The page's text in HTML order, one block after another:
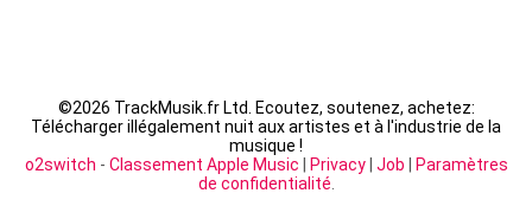
©2026 TrackMusik.fr Ltd. Ecoutez, soutenez, achetez:
Télécharger illégalement nuit aux artistes et à l'industrie de la
musique !
o2switch - Classement Apple Music Privacy| Job
Paramètres
de confidentialité